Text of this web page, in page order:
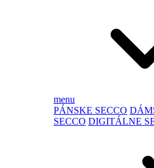
menu
PÁNSKE SECCO
SECCO DIGITÁLNE